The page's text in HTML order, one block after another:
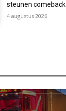
steunen comeback
4 augustus 2026